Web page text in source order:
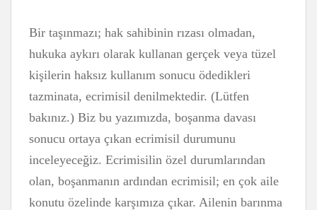
Bir taşınmazı; hak sahibinin rızası olmadan,
hukuka aykırı olarak kullanan gerçek veya tüzel
kişilerin haksız kullanım sonucu ödedikleri
tazminata, ecrimisil denilmektedir. (Lütfen
bakınız.) Biz bu yazımızda, boşanma davası
sonucu ortaya çıkan ecrimisil durumunu
inceleyeceğiz. Ecrimisilin özel durumlarından
olan, boşanmanın ardından ecrimisil; en çok aile
konutu özelinde karşımıza çıkar. Ailenin barınma